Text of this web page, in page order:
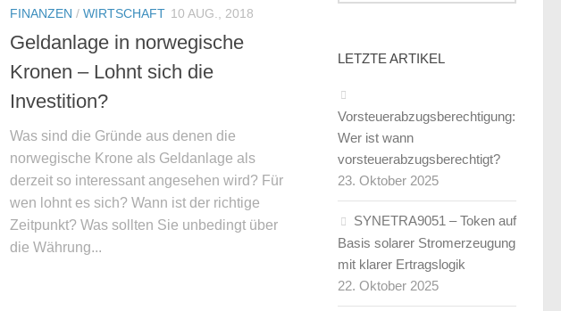
FINANZEN / WIRTSCHAFT 10 AUG., 2018
Geldanlage in norwegische
Kronen – Lohnt sich die
Investition?
Was sind die Gründe aus denen die
norwegische Krone als Geldanlage als
derzeit so interessant angesehen wird? Für
wen lohnt es sich? Wann ist der richtige
Zeitpunkt? Was sollten Sie unbedingt über
die Währung...
LETZTE ARTIKEL
Vorsteuerabzugsberechtigung:
Wer ist wann
vorsteuerabzugsberechtigt?
23. Oktober 2025
SYNETRA9051 – Token auf
Basis solarer Stromerzeugung
mit klarer Ertragslogik
22. Oktober 2025